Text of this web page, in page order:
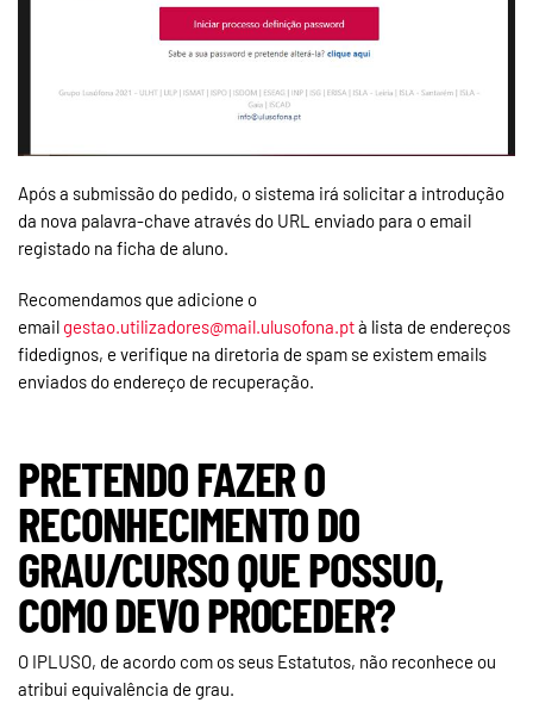
Após a submissão do pedido, o sistema irá solicitar a introdução
da nova palavra-chave através do URL enviado para o email
registado na ficha de aluno.
Recomendamos que adicione o
email gestao.utilizadores@mail.ulusofona.ptà lista de endereços
fidedignos, e verifique na diretoria de spam se existem emails
enviados do endereço de recuperação.
PRETENDO FAZER O
RECONHECIMENTO DO
GRAU/CURSO QUE POSSUO,
COMO DEVO PROCEDER?
O IPLUSO, de acordo com os seus Estatutos, não reconhece ou
atribui equivalência de grau.